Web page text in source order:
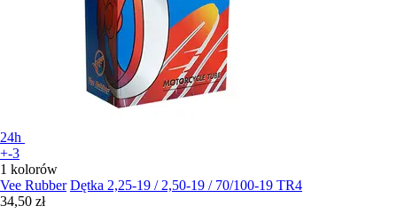
24h
+-3
1 kolorów
Vee Rubber Dętka 2,25-19 / 2,50-19 / 70/100-19 TR4
34,50 zł